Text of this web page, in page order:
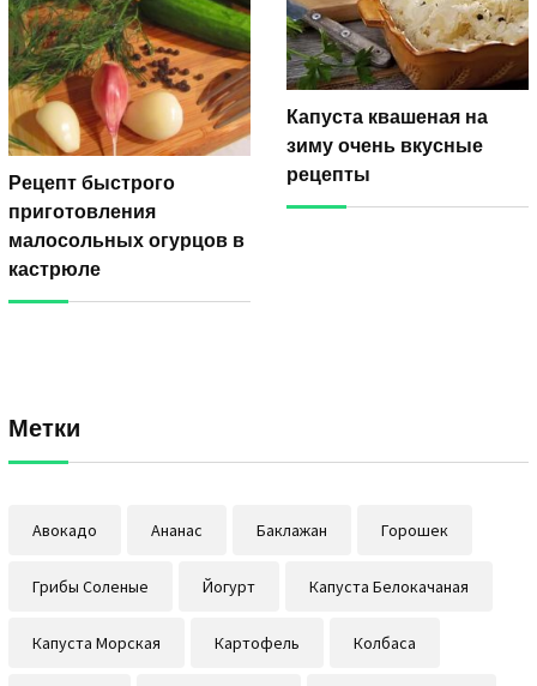
Рецепт быстрого
приготовления
малосольных огурцов в
кастрюле
Капуста квашеная на
зиму очень вкусные
рецепты
Метки
Авокадо Ананас Баклажан Горошек
Грибы Соленые Йогурт Капуста Белокачаная
Капуста Морская Картофель Колбаса